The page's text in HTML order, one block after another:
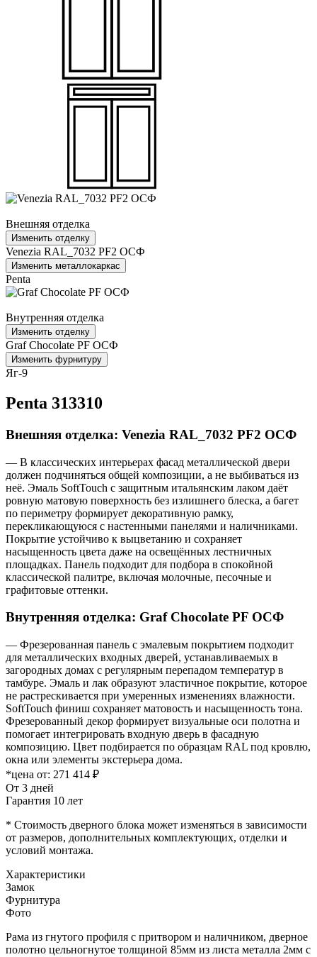
Внешняя отделка
Изменить отделку
Venezia RAL_7032 PF2 ОСФ
Изменить металлокаркас
Penta
Внутренняя отделка
Изменить отделку
Graf Chocolate PF ОСФ
Изменить фурнитуру
Яг-9
Penta 313310
Внешняя отделка: Venezia RAL_7032 PF2 ОСФ
— В классических интерьерах фасад металлической двери
должен подчиняться общей композиции, а не выбиваться из
неё. Эмаль SoftTouch с защитным итальянским лаком даёт
ровную матовую поверхность без излишнего блеска, а багет
по периметру формирует декоративную рамку,
перекликающуюся с настенными панелями и наличниками.
Покрытие устойчиво к выцветанию и сохраняет
насыщенность цвета даже на освещённых лестничных
площадках. Панель подходит для подбора в спокойной
классической палитре, включая молочные, песочные и
графитовые оттенки.
Внутренняя отделка: Graf Chocolate PF ОСФ
— Фрезерованная панель с эмалевым покрытием подходит
для металлических входных дверей, устанавливаемых в
загородных домах с регулярным перепадом температур в
тамбуре. Эмаль и лак образуют эластичное покрытие, которое
не растрескивается при умеренных изменениях влажности.
SoftTouch финиш сохраняет матовость и насыщенность тона.
Фрезерованный декор формирует визуальные оси полотна и
помогает интегрировать входную дверь в фасадную
композицию. Цвет подбирается по образцам RAL под кровлю,
окна или элементы экстерьера дома.
*цена от: 271 414 ₽
От 3 дней
Гарантия 10 лет
* Стоимость дверного блока может изменяться в зависимости
от размеров, дополнительных комплектующих, отделки и
условий монтажа.
Характеристики
Замок
Фурнитура
Фото
Рама из гнутого профиля с притвором и наличником, дверное
полотно цельногнутое толщиной 85мм из листа металла 2мм c